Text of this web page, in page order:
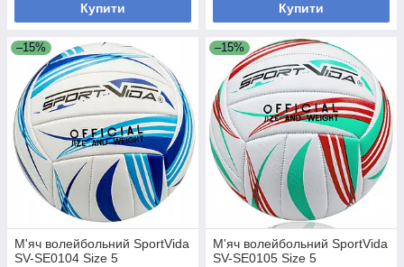
Купити Купити
–15%
М'яч волейбольний SportVida
SV-SE0104 Size 5
–15%
М'яч волейбольний SportVida
SV-SE0105 Size 5